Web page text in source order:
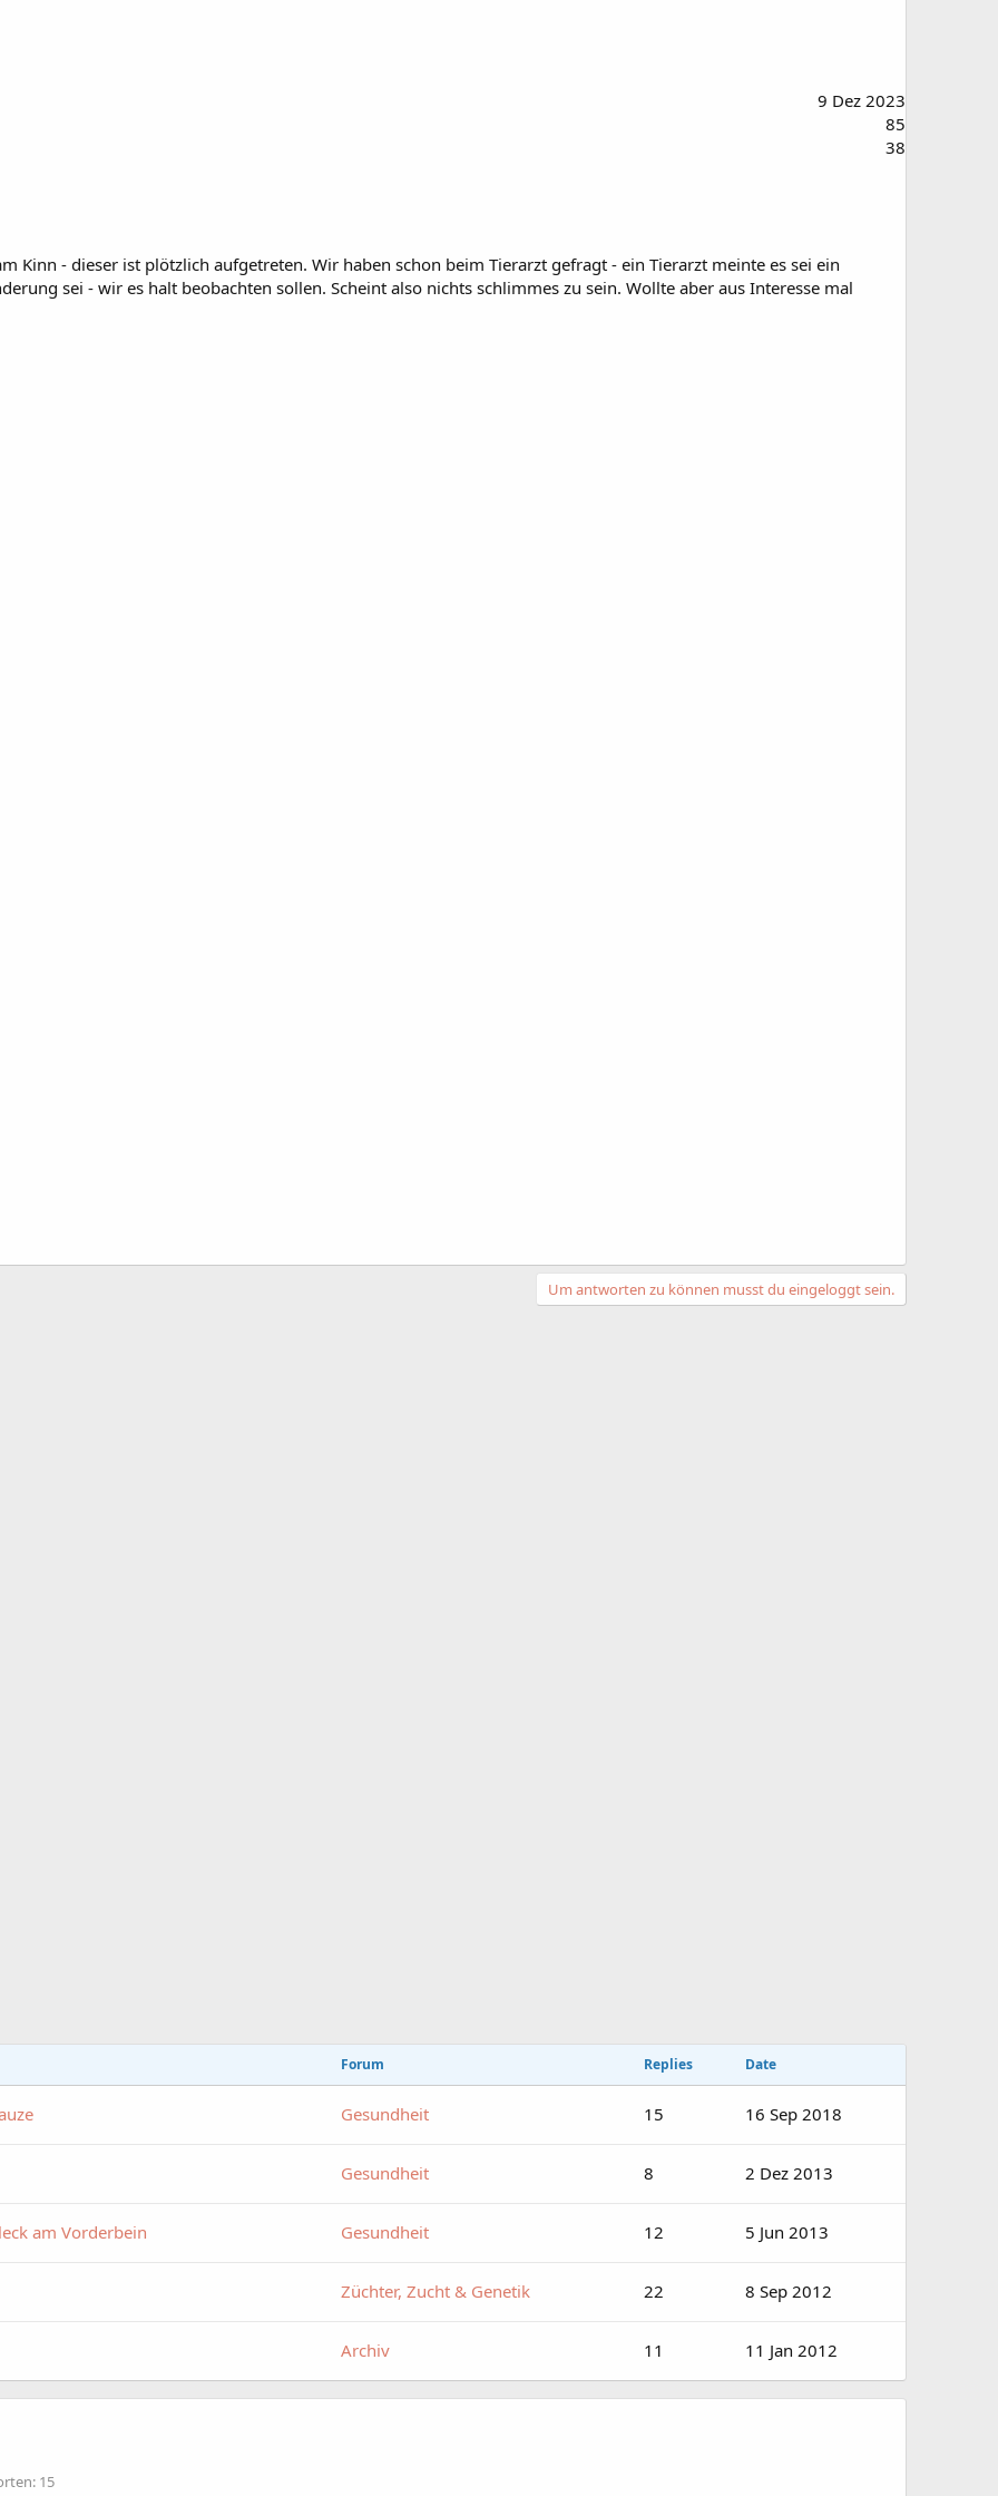
9 Dez 2023
85
38
Kinn - dieser ist plötzlich aufgetreten. Wir haben schon beim Tierarzt gefragt - ein Tierarzt meinte es sei ein
sei - wir es halt beobachten sollen. Scheint also nichts schlimmes zu sein. Wollte aber aus Interesse mal
Um antworten zu können musst du eingeloggt sein.
Forum Replies Date
Gesundheit 15 16 Sep 2018
Gesundheit 8 2 Dez 2013
am Vorderbein Gesundheit 12 5 Jun 2013
Züchter, Zucht & Genetik 22 8 Sep 2012
Archiv 11 11 Jan 2012
15